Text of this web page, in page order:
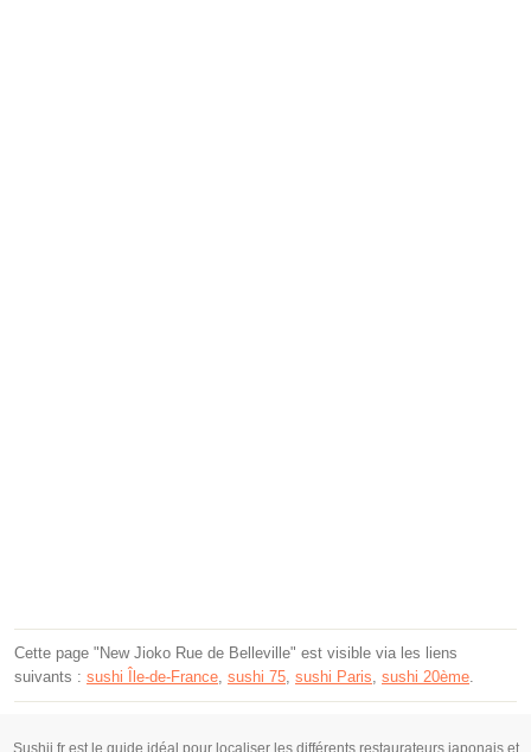
Cette page "New Jioko Rue de Belleville" est visible via les liens
suivants : sushi Île-de-France sushi 75 sushi Paris sushi 20ème
Sushii.fr est le guide idéal pour localiser les différents restaurateurs japonais et